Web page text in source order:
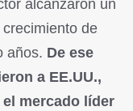
alcanzaron un
de
años. De ese
a EE.UU.,
mercado líder